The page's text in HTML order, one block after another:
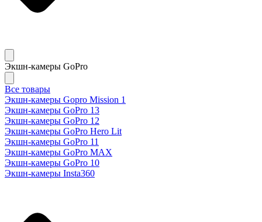
Экшн-камеры GoPro
Все товары
Экшн-камеры Gopro Mission 1
Экшн-камеры GoPro 13
Экшн-камеры GoPro 12
Экшн-камеры GoPro Hero Lit
Экшн-камеры GoPro 11
Экшн-камеры GoPro MAX
Экшн-камеры GoPro 10
Экшн-камеры Insta360